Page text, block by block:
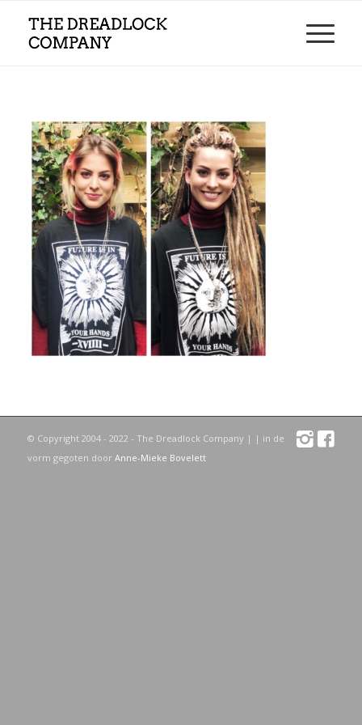
© Copyright 2004 - 2022 - The Dreadlock Company | | in de
vorm gegoten door Anne-Mieke Bovelett